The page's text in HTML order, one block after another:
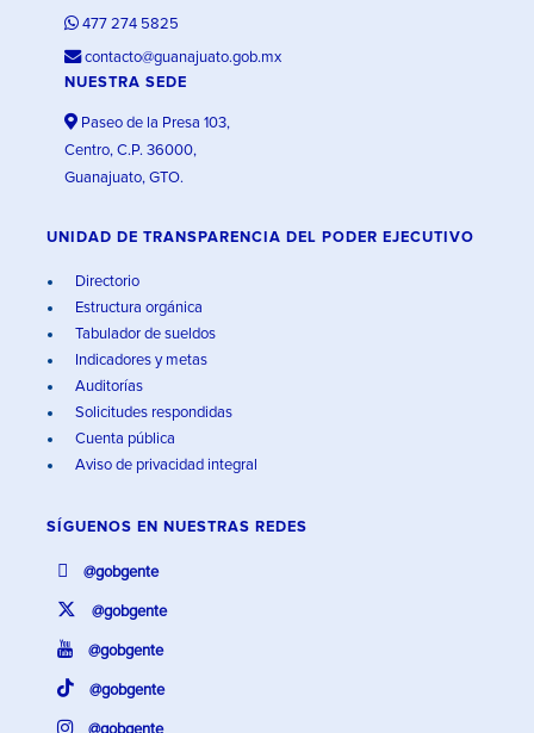
477 274 5825
contacto@guanajuato.gob.mx
NUESTRA SEDE
Paseo de la Presa 103,
Centro, C.P. 36000,
Guanajuato, GTO.
UNIDAD DE TRANSPARENCIA DEL PODER EJECUTIVO
Directorio
Estructura orgánica
Tabulador de sueldos
Indicadores y metas
Auditorías
Solicitudes respondidas
Cuenta pública
Aviso de privacidad integral
SÍGUENOS EN NUESTRAS REDES
@gobgente
@gobgente
@gobgente
@gobgente
@gobgente